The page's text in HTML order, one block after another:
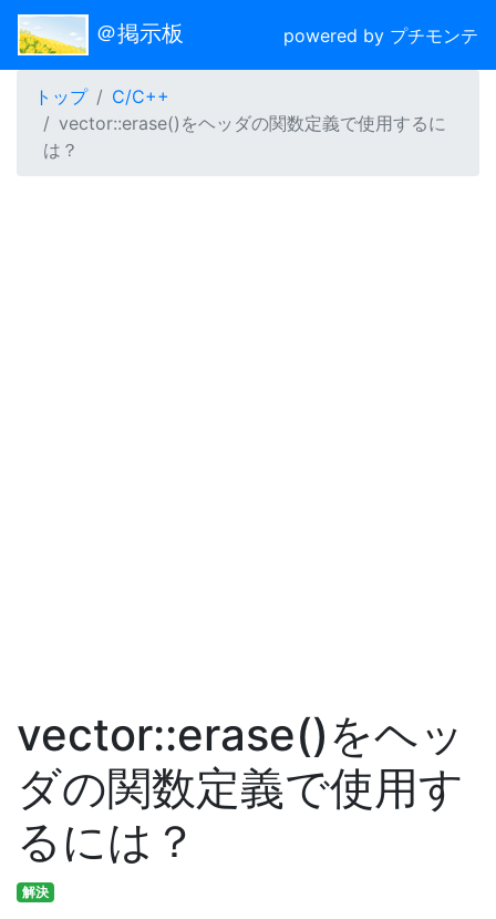
＠掲示板 powered by プチモンテ
トップ
C/C++
vector::erase()をヘッダの関数定義で使用するに
は？
vector::erase()をヘッ
ダの関数定義で使用す
るには？
解決